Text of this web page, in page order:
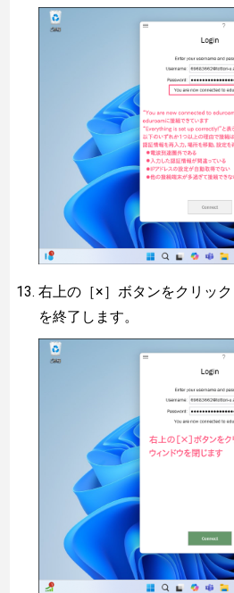
右上の［×］ボタンをクリッ
を終了します。